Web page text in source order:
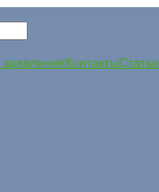
КонтактыСтатьи